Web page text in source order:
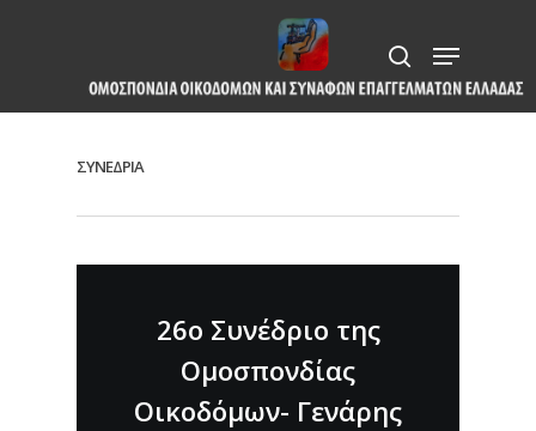
content
search
Menu
ΣΥΝΕΔΡΙΑ
26ο Συνέδριο της
Ομοσπονδίας
Οικοδόμων- Γενάρης